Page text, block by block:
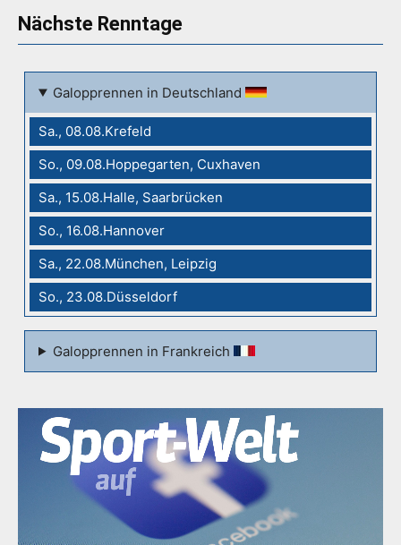
Nächste Renntage
Galopprennen in Deutschland
Sa., 08.08.Krefeld
So., 09.08.Hoppegarten, Cuxhaven
Sa., 15.08.Halle, Saarbrücken
So., 16.08.Hannover
Sa., 22.08.München, Leipzig
So., 23.08.Düsseldorf
Galopprennen in Frankreich